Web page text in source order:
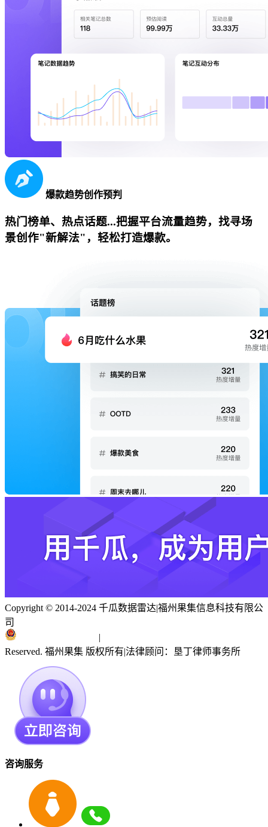
爆款趋势创作预判
热门榜单、热点话题...把握平台流量趋势，找寻场
景创作"新解法"，轻松打造爆款。
Copyright © 2014-2024 千瓜数据雷达|福州果集信息科技有限公
司
|
Reserved. 福州果集 版权所有|法律顾问：垦丁律师事务所
咨询服务